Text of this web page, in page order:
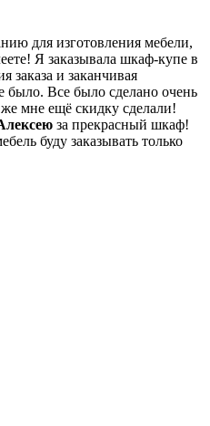
для изготовления мебели,
Я заказывала шкаф-купе в
заказа и заканчивая
Все было сделано очень
мне ещё скидку сделали!
за прекрасный шкаф!
буду заказывать только